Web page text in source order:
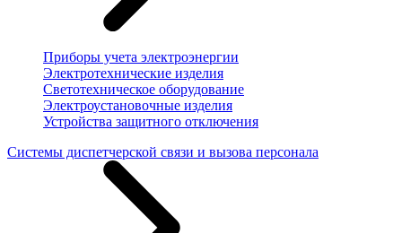
Приборы учета электроэнергии
Электротехнические изделия
Светотехническое оборудование
Электроустановочные изделия
Устройства защитного отключения
Системы диспетчерской связи и вызова персонала